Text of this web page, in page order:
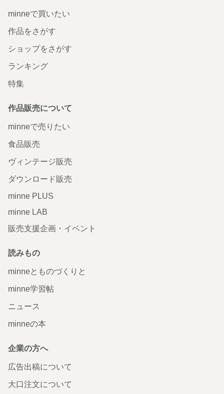
minneで買いたい
作品をさがす
ショップをさがす
ランキング
特集
作品販売について
minneで売りたい
食品販売
ヴィンテージ販売
ダウンロード販売
minne PLUS
minne LAB
販売支援企画・イベント
読みもの
minneとものづくりと
minne学習帖
ニュース
minneの本
企業の方へ
広告出稿について
大口注文について